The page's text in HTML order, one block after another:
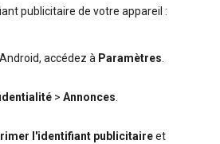
publicitaire de votre appareil :
accédez à Paramètres.
> Annonces.
l'identifiant publicitaireet